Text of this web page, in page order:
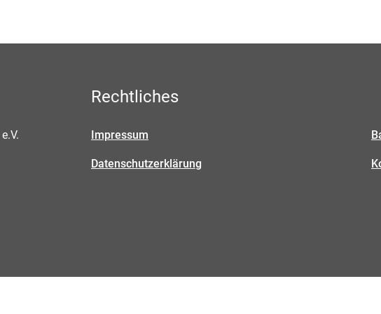
Rechtliches
Impressum
Datenschutzerklärung